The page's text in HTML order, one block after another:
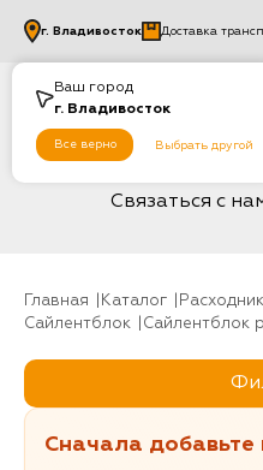
Ваш город
г. Владивосток
Все верно Выбрать другой
г. Владивосток Доставка
Связаться с
Главная Каталог
Сайлентблок
Сайлентблок
Сначала